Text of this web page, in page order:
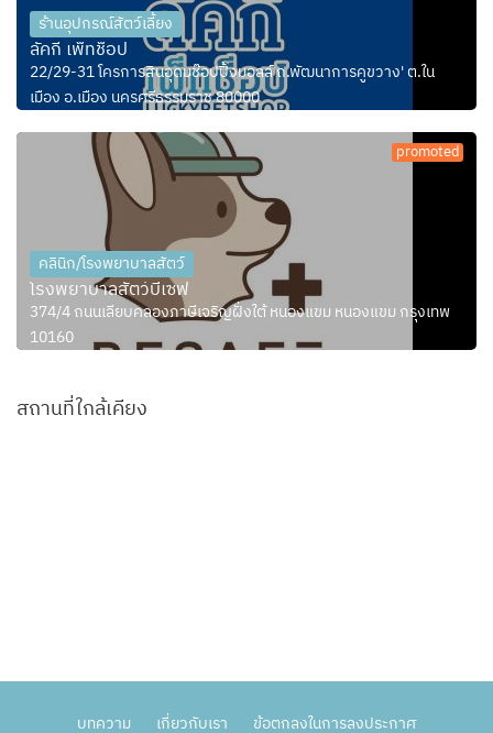
ร้านอุปกรณ์สัตว์เลี้ยง
ลัคกี้ เพ็ทช็อป
22/29-31 โครการสินอุดมช๊อปปิ้งมอลล์ ถ.พัฒนาการคูขวาง' ต.ใน
เมือง อ.เมือง นครศรีธรรมราช 80000
promoted
คลินิก/โรงพยาบาลสัตว์
โรงพยาบาลสัตว์บีเซฟ
374/4 ถนนเลียบคลองภาษีเจริญฝั่งใต้ หนองแขม หนองแขม กรุงเทพ
10160
สถานที่ใกล้เคียง
บทความ เกี่ยวกับเรา ข้อตกลงในการลงประกาศ